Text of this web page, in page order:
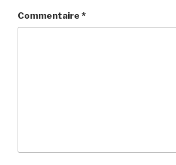
Commentaire *